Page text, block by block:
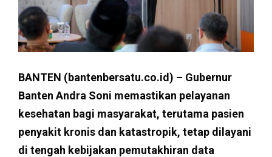
BANTEN (bantenbersatu.co.id) – Gubernur
Banten Andra Soni memastikan pelayanan
kesehatan bagi masyarakat, terutama pasien
penyakit kronis dan katastropik, tetap dilayani
di tengah kebijakan pemutakhiran data